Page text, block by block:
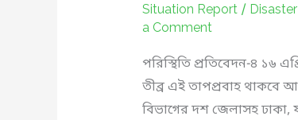
Situation Report/
a Comment
পরিস্থিতি প্রতিবেদন-৪ ১৬
তীব্র এই তাপপ্রবাহ থাকবে
বিভাগের দশ জেলাসহ